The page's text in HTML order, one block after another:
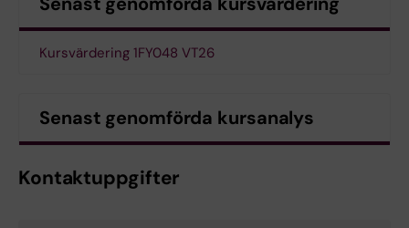
Kursvärdering 1FY048 VT26
Senast genomförda kursanalys
Kontaktuppgifter